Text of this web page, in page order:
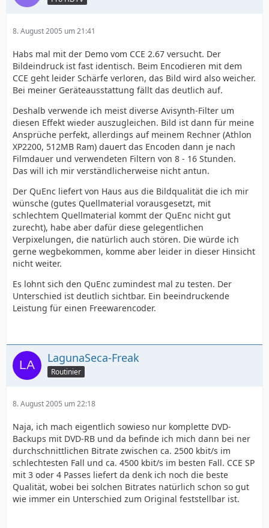
8. August 2005 um 21:41
Habs mal mit der Demo vom CCE 2.67 versucht. Der
Bildeindruck ist fast identisch. Beim Encodieren mit dem
CCE geht leider Schärfe verloren, das Bild wird also weicher.
Bei meiner Geräteausstattung fällt das deutlich auf.
Deshalb verwende ich meist diverse Avisynth-Filter um
diesen Effekt wieder auszugleichen. Bild ist dann für meine
Ansprüche perfekt, allerdings auf meinem Rechner (Athlon
XP2200, 512MB Ram) dauert das Encoden dann je nach
Filmdauer und verwendeten Filtern von 8 - 16 Stunden.
Das will ich mir verständlicherweise nicht antun.
Der QuEnc liefert von Haus aus die Bildqualität die ich mir
wünsche (gutes Quellmaterial vorausgesetzt, mit
schlechtem Quellmaterial kommt der QuEnc nicht gut
zurecht), habe aber dafür diese gelegentlichen
Verpixelungen, die natürlich auch stören. Die würde ich
gerne wegbekommen, komme aber leider in dieser Hinsicht
nicht weiter.
Es lohnt sich den QuEnc zumindest mal zu testen. Der
Unterschied ist deutlich sichtbar. Ein beeindruckende
Leistung für einen Freewarencoder.
LagunaSeca-Freak
Routinier
8. August 2005 um 22:18
Naja, ich mach eigentlich sowieso nur komplette DVD-
Backups mit DVD-RB und da befinde ich mich dann bei ner
durchschnittlichen Bitrate zwischen ca. 2500 kbit/s im
schlechtesten Fall und ca. 4500 kbit/s im besten Fall. CCE SP
mit 3 oder 4 Passes liefert da denk ich noch die beste
Qualität, wobei bei solchen Bitrates natürlich schon so gut
wie immer ein Unterschied zum Original feststellbar ist.